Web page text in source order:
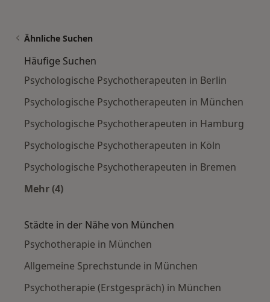
Ähnliche Suchen
Häufige Suchen
Psychologische Psychotherapeuten in Berlin
Psychologische Psychotherapeuten in München
Psychologische Psychotherapeuten in Hamburg
Psychologische Psychotherapeuten in Köln
Psychologische Psychotherapeuten in Bremen
Mehr (4)
Städte in der Nähe von München
Psychotherapie in München
Allgemeine Sprechstunde in München
Psychotherapie (Erstgespräch) in München